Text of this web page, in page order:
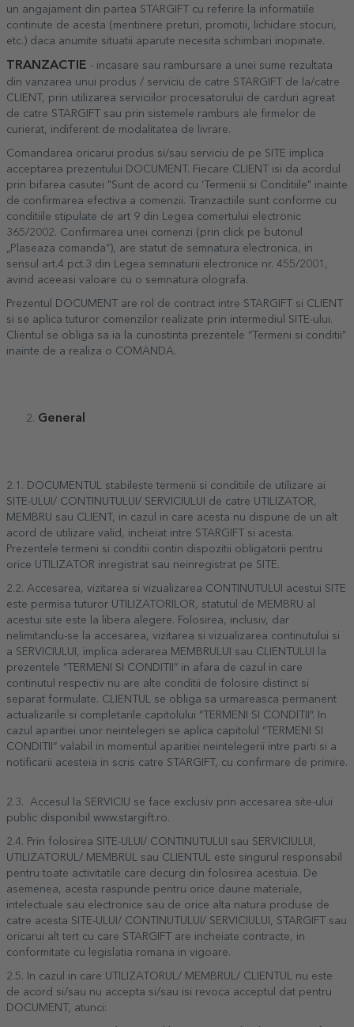
un angajament din partea STARGIFT cu referire la informatiile
continute de acesta (mentinere preturi, promotii, lichidare stocuri,
etc.) daca anumite situatii aparute necesita schimbari inopinate.
TRANZACTIE - incasare sau rambursare a unei sume rezultata
din vanzarea unui produs / serviciu de catre STARGIFT de la/catre
CLIENT, prin utilizarea serviciilor procesatorului de carduri agreat
de catre STARGIFT sau prin sistemele ramburs ale firmelor de
curierat, indiferent de modalitatea de livrare.
Comandarea oricarui produs si/sau serviciu de pe SITE implica
acceptarea prezentului DOCUMENT. Fiecare CLIENT isi da acordul
prin bifarea casutei "Sunt de acord cu ‘Termenii si Conditiile" inainte
de confirmarea efectiva a comenzii. Tranzactiile sunt conforme cu
conditiile stipulate de art 9 din Legea comertului electronic
365/2002. Confirmarea unei comenzi (prin click pe butonul
„Plaseaza comanda”), are statut de semnatura electronica, in
sensul art.4 pct.3 din Legea semnaturii electronice nr. 455/2001,
avind aceeasi valoare cu o semnatura olografa.
Prezentul DOCUMENT are rol de contract intre STARGIFT si CLIENT
si se aplica tuturor comenzilor realizate prin intermediul SITE-ului.
Clientul se obliga sa ia la cunostinta prezentele “Termeni si conditii”
inainte de a realiza o COMANDA.
General
2.1. DOCUMENTUL stabileste termenii si conditiile de utilizare ai
SITE-ULUI/ CONTINUTULUI/ SERVICIULUI de catre UTILIZATOR,
MEMBRU sau CLIENT, in cazul in care acesta nu dispune de un alt
acord de utilizare valid, incheiat intre STARGIFT si acesta.
Prezentele termeni si conditii contin dispozitii obligatorii pentru
orice UTILIZATOR inregistrat sau neinregistrat pe SITE.
2.2. Accesarea, vizitarea si vizualizarea CONTINUTULUI acestui SITE
este permisa tuturor UTILIZATORILOR, statutul de MEMBRU al
acestui site este la libera alegere. Folosirea, inclusiv, dar
nelimitandu-se la accesarea, vizitarea si vizualizarea continutului si
a SERVICIULUI, implica aderarea MEMBRULUI sau CLIENTULUI la
prezentele “TERMENI SI CONDITII” in afara de cazul in care
continutul respectiv nu are alte conditii de folosire distinct si
separat formulate. CLIENTUL se obliga sa urmareasca permanent
actualizarile si completarile capitolului “TERMENI SI CONDITII”. In
cazul aparitiei unor neintelegeri se aplica capitolul “TERMENI SI
CONDITII” valabil in momentul aparitiei neintelegerii intre parti si a
notificarii acesteia in scris catre STARGIFT, cu confirmare de primire.
2.3. Accesul la SERVICIU se face exclusiv prin accesarea site-ului
public disponibil www.stargift.ro.
2.4. Prin folosirea SITE-ULUI/ CONTINUTULUI sau SERVICIULUI,
UTILIZATORUL/ MEMBRUL sau CLIENTUL este singurul responsabil
pentru toate activitatile care decurg din folosirea acestuia. De
asemenea, acesta raspunde pentru orice daune materiale,
intelectuale sau electronice sau de orice alta natura produse de
catre acesta SITE-ULUI/ CONTINUTULUI/ SERVICIULUI, STARGIFT sau
oricarui alt tert cu care STARGIFT are incheiate contracte, in
conformitate cu legislatia romana in vigoare.
2.5. In cazul in care UTILIZATORUL/ MEMBRUL/ CLIENTUL nu este
de acord si/sau nu accepta si/sau isi revoca acceptul dat pentru
DOCUMENT, atunci: